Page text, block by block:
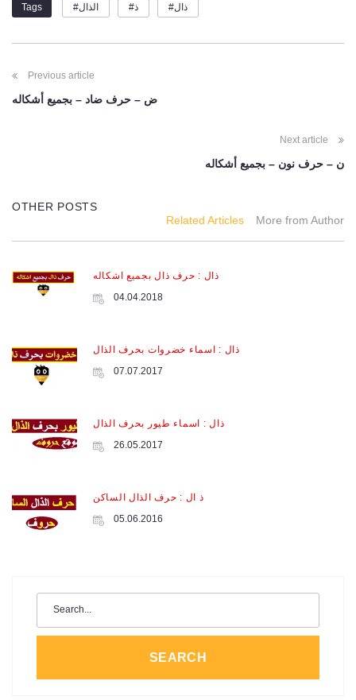
Tags الذال ذ ذال
POST
NAVIGATION
Previous article
ض – حرف ضاد – بجميع أشكاله
Next article
ن – حرف نون – بجميع أشكاله
OTHER POSTS
Related Articles
More from Author
ذال : حرف ذال بجميع اشكاله
04.04.2018
ذال : اسماء خضروات بحرف الذال
07.07.2017
ذال : اسماء طيور بحرف الذال
26.05.2017
ذ ال : حرف الذال الساكن
05.06.2016
SEARCH